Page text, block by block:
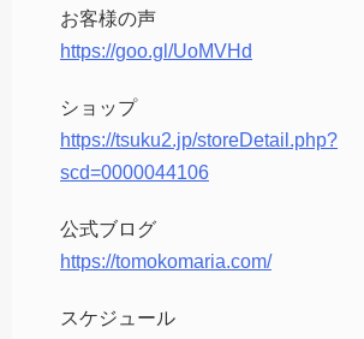
お客様の声
https://goo.gl/UoMVHd
ショップ
https://tsuku2.jp/storeDetail.php?
scd=0000044106
公式ブログ
https://tomokomaria.com/
スケジュール